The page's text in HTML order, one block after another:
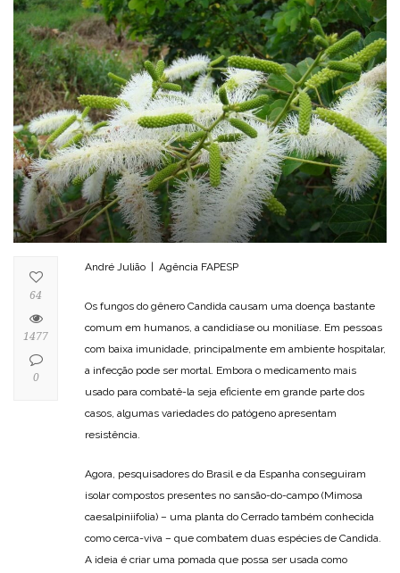
André Julião | Agência FAPESP
Os fungos do gênero Candida causam uma doença bastante
comum em humanos, a candidíase ou monilíase. Em pessoas
com baixa imunidade, principalmente em ambiente hospitalar,
a infecção pode ser mortal. Embora o medicamento mais
usado para combatê-la seja eficiente em grande parte dos
casos, algumas variedades do patógeno apresentam
resistência.
Agora, pesquisadores do Brasil e da Espanha conseguiram
isolar compostos presentes no sansão-do-campo (Mimosa
caesalpiniifolia) – uma planta do Cerrado também conhecida
como cerca-viva – que combatem duas espécies de Candida.
A ideia é criar uma pomada que possa ser usada como
64
1477
0